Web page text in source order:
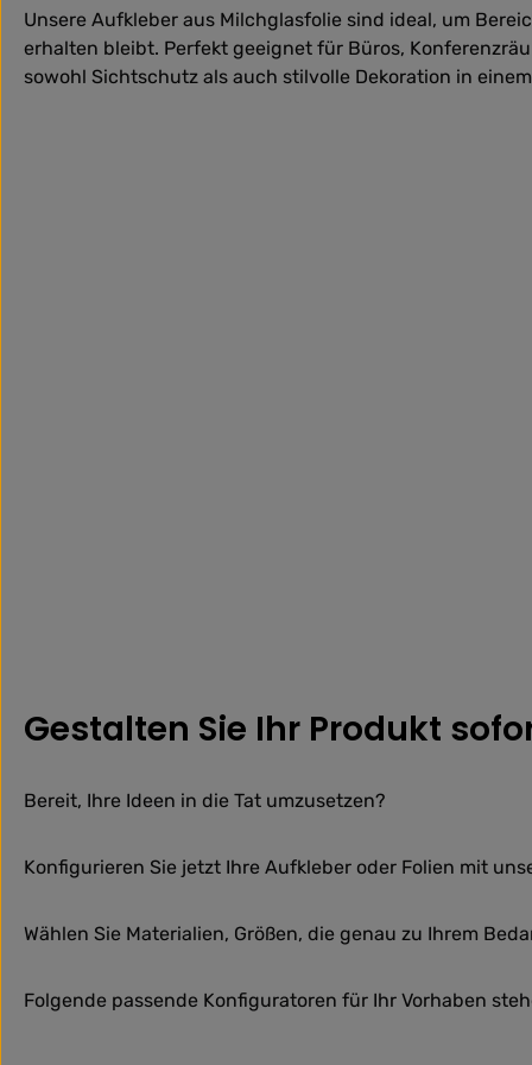
Unsere Aufkleber aus Milchglasfolie sind ideal, um
erhalten bleibt. Perfekt geeignet für Büros,
sowohl Sichtschutz als auch stilvolle Dekoration in
Gestalten Sie Ihr Produkt
Bereit, Ihre Ideen in die Tat umzusetzen?
Konfigurieren Sie jetzt Ihre Aufkleber oder Folien mit
Wählen Sie Materialien, Größen, die genau zu Ihrem
Folgende passende Konfiguratoren für Ihr Vorhaben